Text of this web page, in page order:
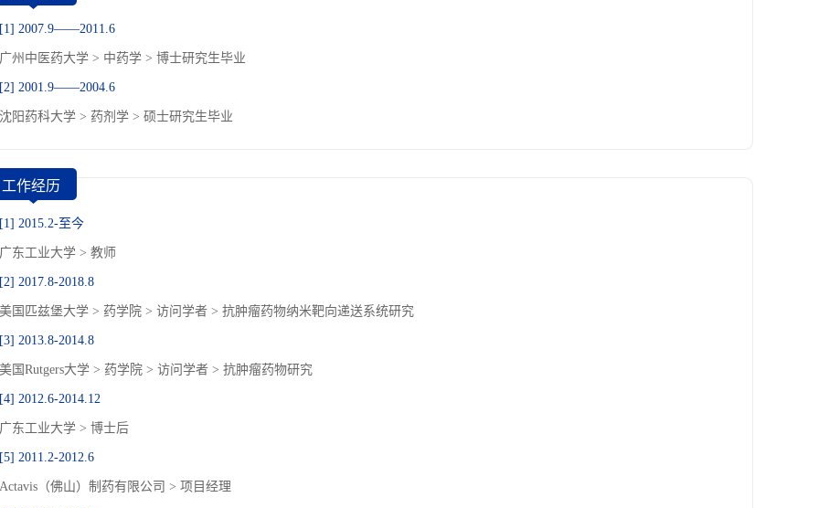
[1] 2007.9——2011.6
广州中医药大学 > 中药学 > 博士研究生毕业
[2] 2001.9——2004.6
沈阳药科大学 > 药剂学 > 硕士研究生毕业
工作经历
[1] 2015.2-至今
广东工业大学 > 教师
[2] 2017.8-2018.8
美国匹兹堡大学 > 药学院 > 访问学者 > 抗肿瘤药物纳米靶向递送系统研究
[3] 2013.8-2014.8
美国Rutgers大学 > 药学院 > 访问学者 > 抗肿瘤药物研究
[4] 2012.6-2014.12
广东工业大学 > 博士后
[5] 2011.2-2012.6
Actavis（佛山）制药有限公司 > 项目经理